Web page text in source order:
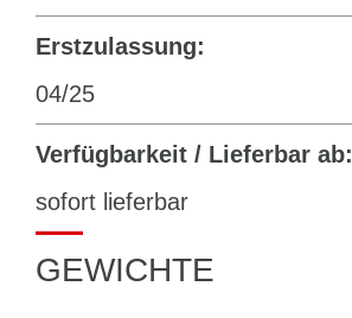
Erstzulassung:
04/25
Verfügbarkeit / Lieferbar ab:
sofort lieferbar
GEWICHTE